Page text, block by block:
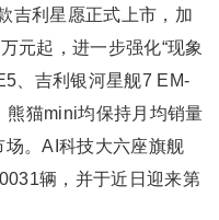
吉利星愿正式上市，加
元起，进一步强化“现象
、吉利银河星舰7 EM-
熊猫mini均保持月均销量
。AI科技大六座旗舰
辆，并于近日迎来第